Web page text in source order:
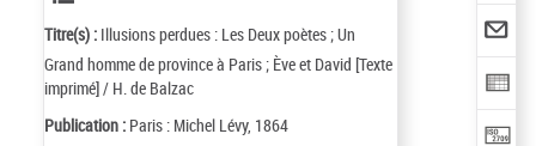
Titre(s) : Illusions perdues : Les Deux poètes ; Un
Grand homme de province à Paris ; Ève et David [Texte
imprimé] / H. de Balzac
Publication : Paris : Michel Lévy, 1864